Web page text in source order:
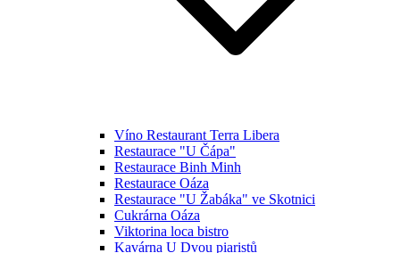
Víno Restaurant Terra Libera
Restaurace "U Čápa"
Restaurace Binh Minh
Restaurace Oáza
Restaurace "U Žabáka" ve Skotnici
Cukrárna Oáza
Viktorina loca bistro
Kavárna U Dvou piaristů